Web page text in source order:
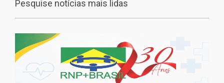
Pesquise notícias mais lidas